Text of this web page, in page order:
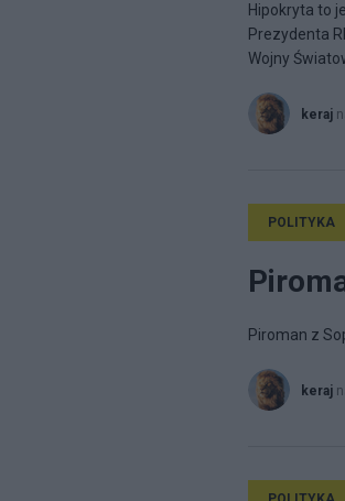
Hipokryta to
Prezydenta
Wojny
keraj
POLITYKA
Piroman z
keraj